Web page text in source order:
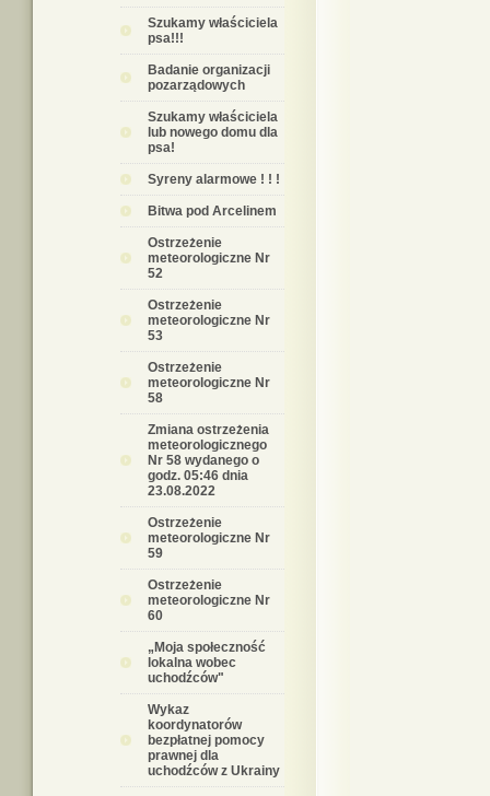
Szukamy właściciela
psa!!!
Badanie organizacji
pozarządowych
Szukamy właściciela
lub nowego domu dla
psa!
Syreny alarmowe ! ! !
Bitwa pod Arcelinem
Ostrzeżenie
meteorologiczne Nr
52
Ostrzeżenie
meteorologiczne Nr
53
Ostrzeżenie
meteorologiczne Nr
58
Zmiana ostrzeżenia
meteorologicznego
Nr 58 wydanego o
godz. 05:46 dnia
23.08.2022
Ostrzeżenie
meteorologiczne Nr
59
Ostrzeżenie
meteorologiczne Nr
60
„Moja społeczność
lokalna wobec
uchodźców"
Wykaz
koordynatorów
bezpłatnej pomocy
prawnej dla
uchodźców z Ukrainy